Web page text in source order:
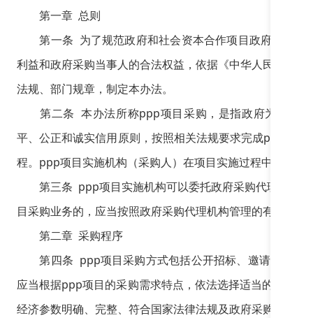
第一章 总则
第一条 为了规范政府和社会资本合作项目政府采购（
利益和政府采购当事人的合法权益，依据《中华人民共和
法规、部门规章，制定本办法。
第二条 本办法所称ppp项目采购，是指政府为达成权
平、公正和诚实信用原则，按照相关法规要求完成ppp项
程。ppp项目实施机构（采购人）在项目实施过程中选择
第三条 ppp项目实施机构可以委托政府采购代理机构
目采购业务的，应当按照政府采购代理机构管理的有关要
第二章 采购程序
第四条 ppp项目采购方式包括公开招标、邀请招标、
应当根据ppp项目的采购需求特点，依法选择适当的采购
经济参数明确、完整、符合国家法律法规及政府采购政策